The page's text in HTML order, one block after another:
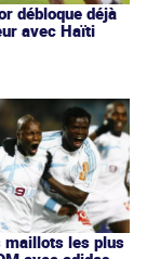
débloque déjà
avec Haïti
maillots les plus